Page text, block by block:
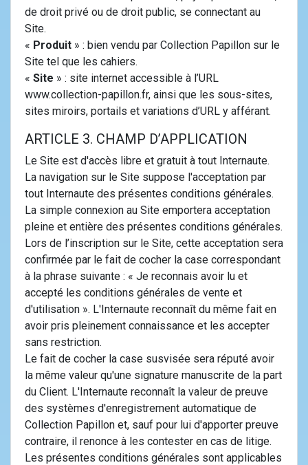
de droit privé ou de droit public, se connectant au
Site.
« Produit » : bien vendu par Collection Papillon sur le
Site tel que les cahiers.
« Site » : site internet accessible à l’URL
www.collection-papillon.fr, ainsi que les sous-sites,
sites miroirs, portails et variations d’URL y afférant.
ARTICLE 3. CHAMP D’APPLICATION
Le Site est d'accès libre et gratuit à tout Internaute.
La navigation sur le Site suppose l'acceptation par
tout Internaute des présentes conditions générales.
La simple connexion au Site emportera acceptation
pleine et entière des présentes conditions générales.
Lors de l’inscription sur le Site, cette acceptation sera
confirmée par le fait de cocher la case correspondant
à la phrase suivante : « Je reconnais avoir lu et
accepté les conditions générales de vente et
d'utilisation ». L'Internaute reconnaît du même fait en
avoir pris pleinement connaissance et les accepter
sans restriction.
Le fait de cocher la case susvisée sera réputé avoir
la même valeur qu'une signature manuscrite de la part
du Client. L'Internaute reconnaît la valeur de preuve
des systèmes d'enregistrement automatique de
Collection Papillon et, sauf pour lui d'apporter preuve
contraire, il renonce à les contester en cas de litige.
Les présentes conditions générales sont applicables